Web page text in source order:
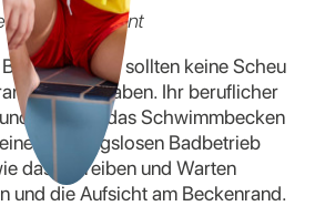
in ihrem Element
sollten keine Scheu
haben. Ihr beruflicher
rund um das Schwimmbecken
reibungslosen Badbetrieb
das Betreiben und Warten
und die Aufsicht am Beckenrand.